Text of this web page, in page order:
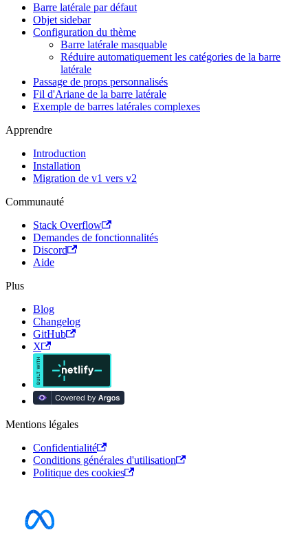
Barre latérale par défaut
Objet sidebar
Configuration du thème
Barre latérale masquable
Réduire automatiquement les catégories de la barre
latérale
Passage de props personnalisés
Fil d'Ariane de la barre latérale
Exemple de barres latérales complexes
Apprendre
Introduction
Installation
Migration de v1 vers v2
Communauté
Stack Overflow
Demandes de fonctionnalités
Discord
Aide
Plus
Blog
Changelog
GitHub
X
Mentions légales
Confidentialité
Conditions générales d'utilisation
Politique des cookies